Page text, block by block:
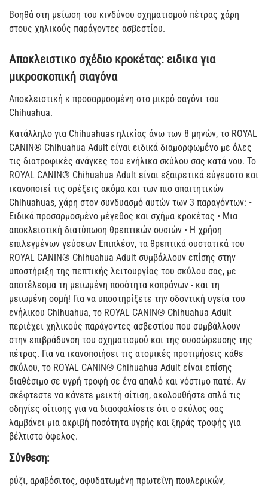
Βοηθά στη μείωση του κινδύνου σχηματισμού πέτρας χάρη
στους χηλικούς παράγοντες ασβεστίου.
Αποκλειστικο σχέδιο κροκέτας: ειδικα για
μικροσκοπική σιαγόνα
Αποκλειστική κ προσαρμοσμένη στο μικρό σαγόνι του
Chihuahua.
Κατάλληλο για Chihuahuas ηλικίας άνω των 8 μηνών, το ROYAL
CANIN® Chihuahua Adult είναι ειδικά διαμορφωμένο με όλες
τις διατροφικές ανάγκες του ενήλικα σκύλου σας κατά νου. Το
ROYAL CANIN® Chihuahua Adult είναι εξαιρετικά εύγευστο και
ικανοποιεί τις ορέξεις ακόμα και των πιο απαιτητικών
Chihuahuas, χάρη στον συνδυασμό αυτών των 3 παραγόντων: •
Ειδικά προσαρμοσμένο μέγεθος και σχήμα κροκέτας • Μια
αποκλειστική διατύπωση θρεπτικών ουσιών • Η χρήση
επιλεγμένων γεύσεων Επιπλέον, τα θρεπτικά συστατικά του
ROYAL CANIN® Chihuahua Adult συμβάλλουν επίσης στην
υποστήριξη της πεπτικής λειτουργίας του σκύλου σας, με
αποτέλεσμα τη μειωμένη ποσότητα κοπράνων - και τη
μειωμένη οσμή! Για να υποστηρίξετε την οδοντική υγεία του
ενήλικου Chihuahua, το ROYAL CANIN® Chihuahua Adult
περιέχει χηλικούς παράγοντες ασβεστίου που συμβάλλουν
στην επιβράδυνση του σχηματισμού και της συσσώρευσης της
πέτρας. Για να ικανοποιήσει τις ατομικές προτιμήσεις κάθε
σκύλου, το ROYAL CANIN® Chihuahua Adult είναι επίσης
διαθέσιμο σε υγρή τροφή σε ένα απαλό και νόστιμο πατέ. Αν
σκέφτεστε να κάνετε μεικτή σίτιση, ακολουθήστε απλά τις
οδηγίες σίτισης για να διασφαλίσετε ότι ο σκύλος σας
λαμβάνει μια ακριβή ποσότητα υγρής και ξηράς τροφής για
βέλτιστο όφελος.
Σύνθεση:
ρύζι, αραβόσιτος, αφυδατωμένη πρωτεΐνη πουλερικών,